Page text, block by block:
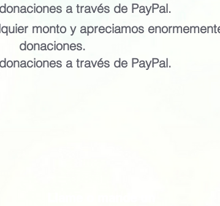
a través de PayPal.
monto y apreciamos
donaciones.
a través de PayPal.